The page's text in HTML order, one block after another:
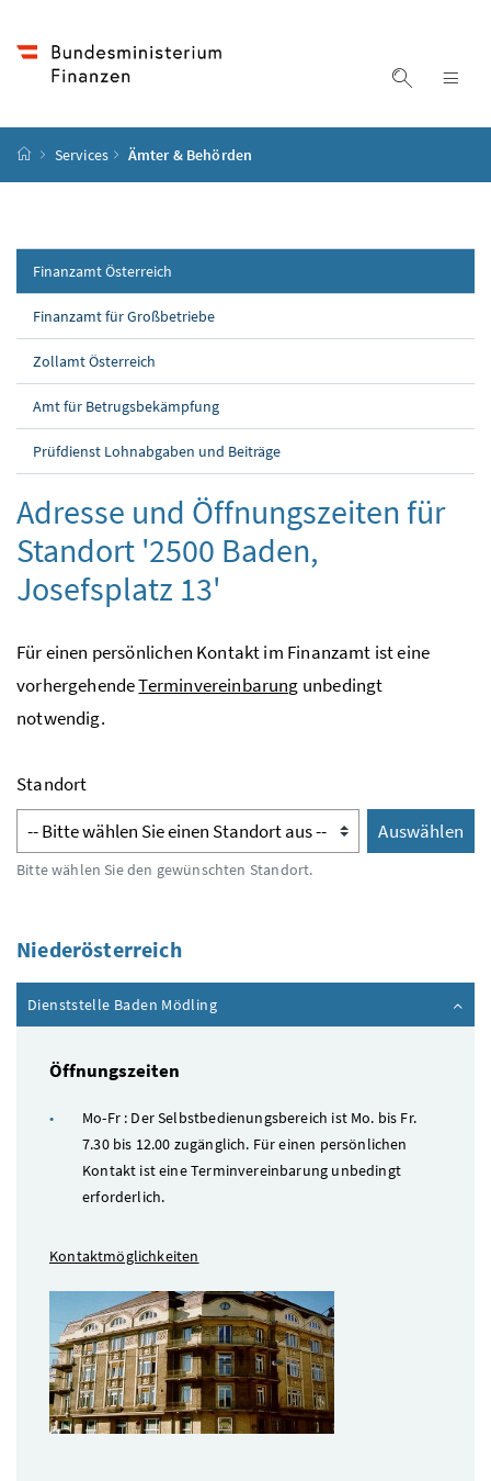
Suche
Startseite
Services Ämter & Behörden
Finanzamt Österreich
Finanzamt für Großbetriebe
Zollamt Österreich
Amt für Betrugsbekämpfung
Prüfdienst Lohnabgaben und Beiträge
Adresse und Öffnungszeiten für
Standort '2500 Baden,
Josefsplatz 13'
Für einen persönlichen Kontakt im Finanzamt ist eine
vorhergehendeTerminvereinbarung unbedingt
notwendig.
Standort
Auswählen
Bitte wählen Sie den gewünschten Standort.
Niederösterreich
Dienststelle Baden MödlingInhalt zuklappen
Öffnungszeiten
Mo-Fr : Der Selbstbedienungsbereich ist Mo. bis Fr.
7.30 bis 12.00 zugänglich. Für einen persönlichen
Kontakt ist eine Terminvereinbarung unbedingt
erforderlich.
Kontaktmöglichkeiten